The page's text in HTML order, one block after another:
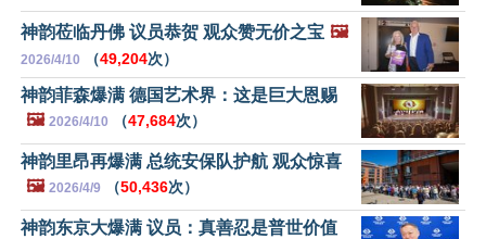
神韵莅临丹佛 议员恭贺 观众赞无价之宝 🖼️
2026/4/10 （49,204次）
神韵菲森爆满 德国艺术界：这是巨大恩赐
🖼️ 2026/4/10 （47,684次）
神韵里昂再爆满 总统安保队护航 观众惊喜
🖼️ 2026/4/9 （50,436次）
神韵东京大爆满 议员：真善忍是普世价值